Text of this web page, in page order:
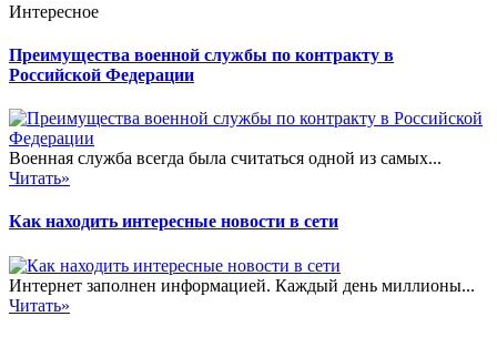
Интересное
Преимущества военной службы по контракту в
Российской Федерации
Военная служба всегда была считаться одной из самых...
Читать»
Как находить интересные новости в сети
Интернет заполнен информацией. Каждый день миллионы...
Читать»